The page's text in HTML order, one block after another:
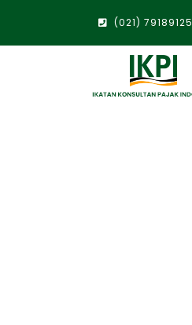
(021) 79189125